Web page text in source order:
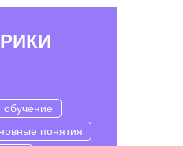
обучение
понятия